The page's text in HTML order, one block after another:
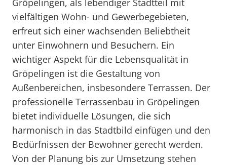
Gröpelingen, als lebendiger Stadtteil mit
vielfältigen Wohn- und Gewerbegebieten,
erfreut sich einer wachsenden Beliebtheit
unter Einwohnern und Besuchern. Ein
wichtiger Aspekt für die Lebensqualität in
Gröpelingen ist die Gestaltung von
Außenbereichen, insbesondere Terrassen. Der
professionelle Terrassenbau in Gröpelingen
bietet individuelle Lösungen, die sich
harmonisch in das Stadtbild einfügen und den
Bedürfnissen der Bewohner gerecht werden.
Von der Planung bis zur Umsetzung stehen